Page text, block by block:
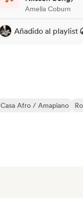
Amelia Coburn
Añadido al playlist
Casa Afro / Amapiano